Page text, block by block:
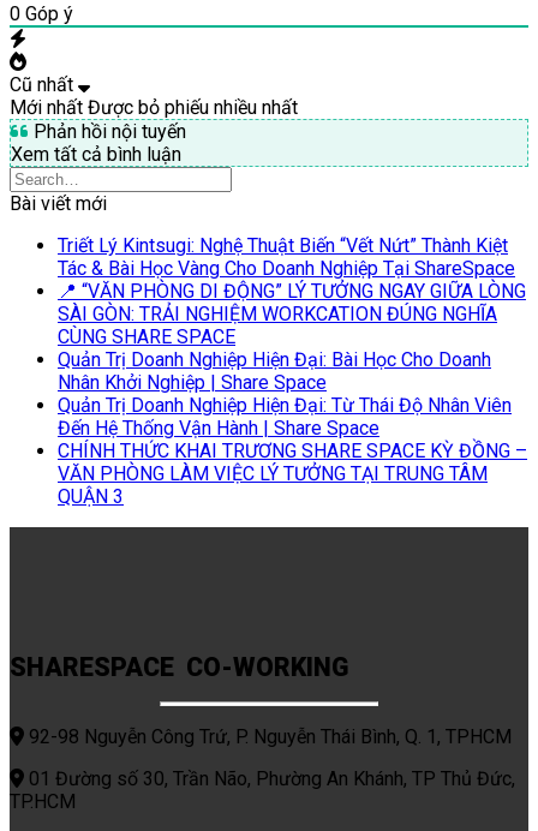
0 Góp ý
Cũ nhất
Mới nhất Được bỏ phiếu nhiều nhất
Phản hồi nội tuyến
Xem tất cả bình luận
Bài viết mới
Triết Lý Kintsugi: Nghệ Thuật Biến “Vết Nứt” Thành Kiệt
Tác & Bài Học Vàng Cho Doanh Nghiệp Tại ShareSpace
📍 “VĂN PHÒNG DI ĐỘNG” LÝ TƯỞNG NGAY GIỮA LÒNG
SÀI GÒN: TRẢI NGHIỆM WORKCATION ĐÚNG NGHĨA
CÙNG SHARE SPACE
Quản Trị Doanh Nghiệp Hiện Đại: Bài Học Cho Doanh
Nhân Khởi Nghiệp | Share Space
Quản Trị Doanh Nghiệp Hiện Đại: Từ Thái Độ Nhân Viên
Đến Hệ Thống Vận Hành | Share Space
CHÍNH THỨC KHAI TRƯƠNG SHARE SPACE KỲ ĐỒNG –
VĂN PHÒNG LÀM VIỆC LÝ TƯỞNG TẠI TRUNG TÂM
QUẬN 3
SHARESPACE CO-WORKING
92-98 Nguyễn Công Trứ, P. Nguyễn Thái Bình, Q. 1, TPHCM
01 Đường số 30, Trần Não, Phường An Khánh, TP Thủ Đức,
TP.HCM